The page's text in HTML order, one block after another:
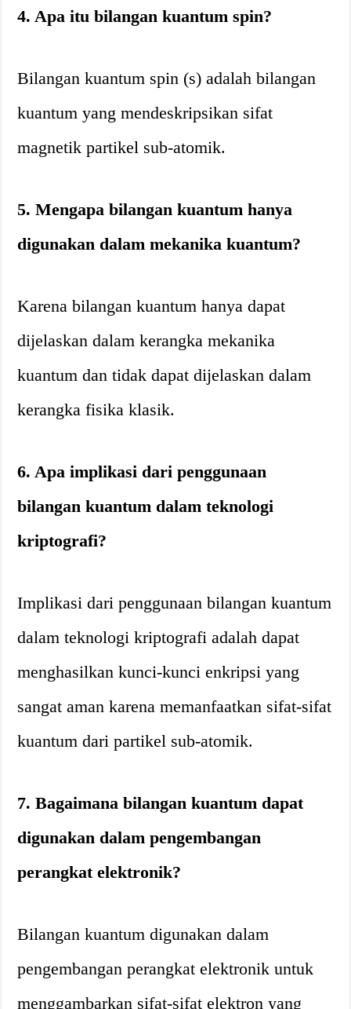
4. Apa itu bilangan kuantum spin?
Bilangan kuantum spin (s) adalah bilangan
kuantum yang mendeskripsikan sifat
magnetik partikel sub-atomik.
5. Mengapa bilangan kuantum hanya
digunakan dalam mekanika kuantum?
Karena bilangan kuantum hanya dapat
dijelaskan dalam kerangka mekanika
kuantum dan tidak dapat dijelaskan dalam
kerangka fisika klasik.
6. Apa implikasi dari penggunaan
bilangan kuantum dalam teknologi
kriptografi?
Implikasi dari penggunaan bilangan kuantum
dalam teknologi kriptografi adalah dapat
menghasilkan kunci-kunci enkripsi yang
sangat aman karena memanfaatkan sifat-sifat
kuantum dari partikel sub-atomik.
7. Bagaimana bilangan kuantum dapat
digunakan dalam pengembangan
perangkat elektronik?
Bilangan kuantum digunakan dalam
pengembangan perangkat elektronik untuk
menggambarkan sifat-sifat elektron yang